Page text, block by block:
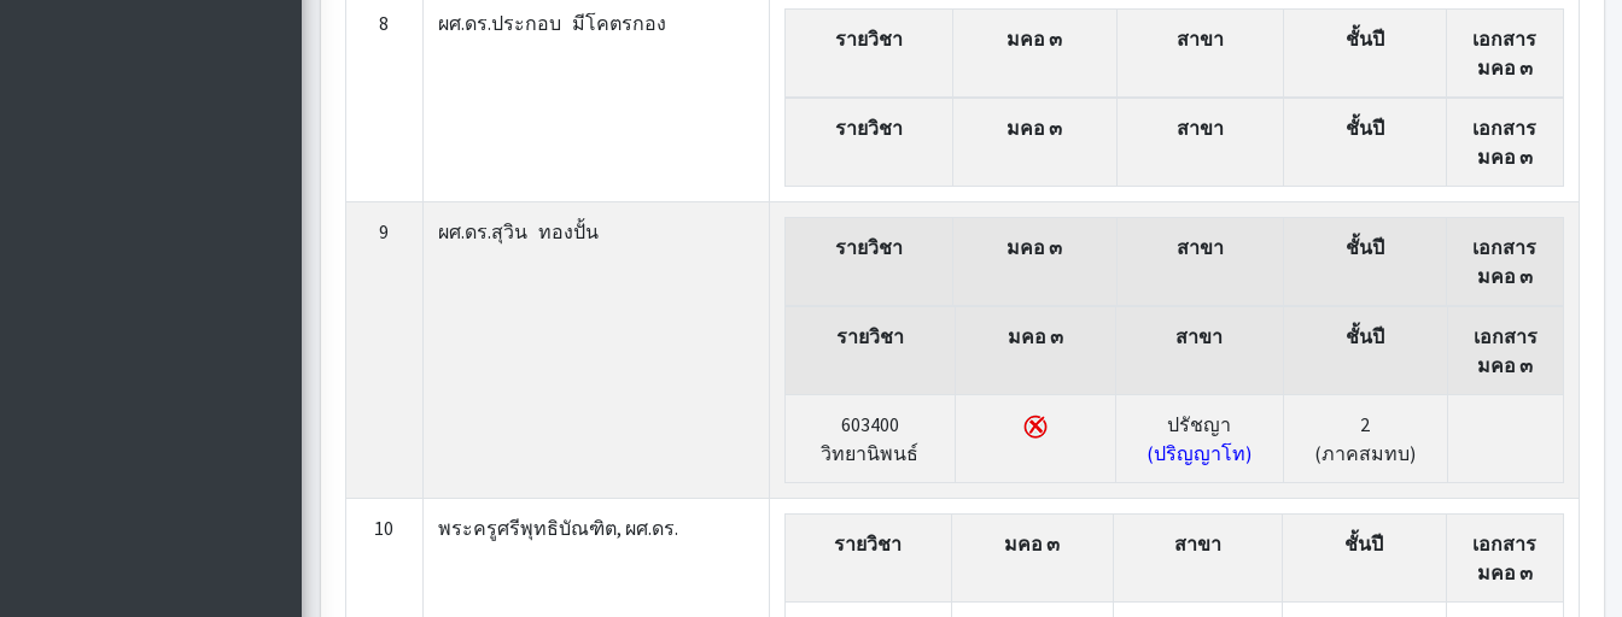
8 ผศ.ดร.ประกอบ มีโคตรกอง
รายวิชา มคอ ๓ สาขา ชั้นปี
เอกสาร
มคอ ๓
รายวิชา มคอ ๓ สาขา ชั้นปี
เอกสาร
มคอ ๓
9 ผศ.ดร.สุวิน ทองปั้น
รายวิชา มคอ ๓ สาขา ชั้นปี
เอกสาร
มคอ ๓
รายวิชา มคอ ๓ สาขา ชั้นปี
เอกสาร
มคอ ๓
603400
วิทยานิพนธ์
ปรัชญา
(ปริญญาโท)
2
(ภาคสมทบ)
10 พระครูศรีพุทธิบัณฑิต, ผศ.ดร.
รายวิชา มคอ ๓ สาขา ชั้นปี
เอกสาร
มคอ ๓